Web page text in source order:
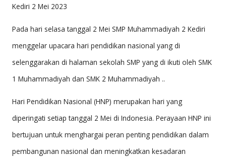
U
H
A
M
M
A
D
IY
A
Kediri 2 Mei 2023
Pada hari selasa tanggal 2 Mei SMP Muhammadiyah 2 Kediri
menggelar upacara hari pendidikan nasional yang di
selenggarakan di halaman sekolah SMP yang di ikuti oleh SMK
1 Muhammadiyah dan SMK 2 Muhammadiyah ..
Hari Pendidikan Nasional (HNP) merupakan hari yang
diperingati setiap tanggal 2 Mei di Indonesia. Perayaan HNP ini
bertujuan untuk menghargai peran penting pendidikan dalam
pembangunan nasional dan meningkatkan kesadaran